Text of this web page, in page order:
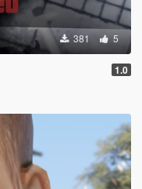
381 5
1.0